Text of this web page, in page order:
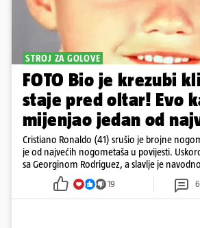
STROJ ZA GOLOVE
FOTO Bio je krezubi
staje pred oltar! Evo
mijenjao jedan od
Cristiano Ronaldo (41) srušio je brojne
je od najvećih nogometaša u povijesti.
sa Georginom Rodriguez, a slavlje je
19